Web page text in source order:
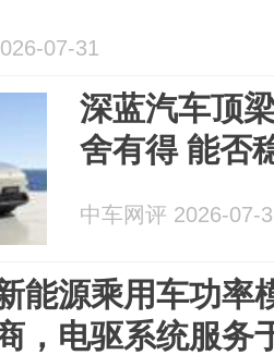
07-31
深蓝汽车顶
舍有得 能否
中车网评 2026-07-
能源乘用车功率
，电驱系统服务